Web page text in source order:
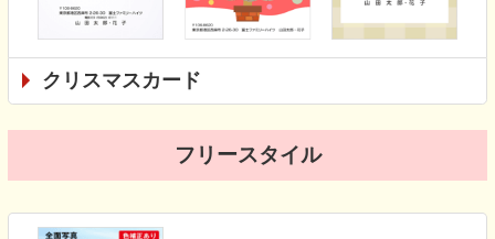
クリスマスカード
フリースタイル